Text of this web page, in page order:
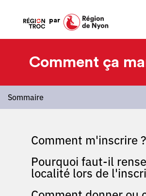
par
Comment ça
Sommaire
Comment m'inscrire ?
Pourquoi faut-il
localité lors de